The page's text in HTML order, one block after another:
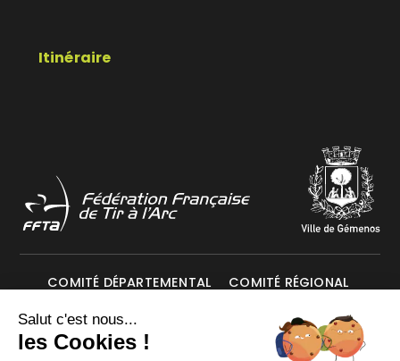
Itinéraire
COMITÉ DÉPARTEMENTAL COMITÉ RÉGIONAL
Mentions légales Données personnelles
Salut c'est nous...
les Cookies !